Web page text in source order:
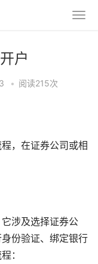
户
• 阅读215次
，在证券公司或相
涉及选择证券公
份验证、绑定银行
：